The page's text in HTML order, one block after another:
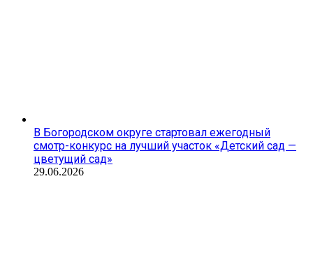
В Богородском округе стартовал ежегодный
смотр-конкурс на лучший участок «Детский сад —
цветущий сад»
29.06.2026